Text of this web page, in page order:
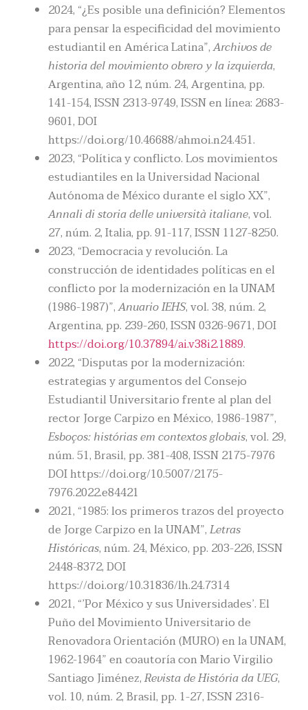
2024, “¿Es posible una definición? Elementos
para pensar la especificidad del movimiento
estudiantil en América Latina”,Archivos de
historia del movimiento obrero y la izquierda,
Argentina, año 12, núm. 24, Argentina, pp.
141-154, ISSN 2313-9749, ISSN en línea: 2683-
9601, DOI
https://doi.org/10.46688/ahmoi.n24.451.
2023, “Política y conflicto. Los movimientos
estudiantiles en la Universidad Nacional
Autónoma de México durante el siglo XX”,
Annali di storia delle università italiane, vol.
27, núm. 2, Italia, pp. 91-117, ISSN 1127-8250.
2023, “Democracia y revolución. La
construcción de identidades políticas en el
conflicto por la modernización en la UNAM
(1986-1987)”,Anuario IEHS, vol. 38, núm. 2,
Argentina, pp. 239-260, ISSN 0326-9671, DOI
https://doi.org/10.37894/ai.v38i2.1889.
2022, “Disputas por la modernización:
estrategias y argumentos del Consejo
Estudiantil Universitario frente al plan del
rector Jorge Carpizo en México, 1986-1987”,
Esboços: histórias em contextos globais, vol. 29,
núm. 51, Brasil, pp. 381-408, ISSN 2175-7976
DOI https://doi.org/10.5007/2175-
7976.2022.e84421
2021, “1985: los primeros trazos del proyecto
de Jorge Carpizo en la UNAM”,Letras
Históricas, núm. 24, México, pp. 203-226, ISSN
2448-8372, DOI
https://doi.org/10.31836/lh.24.7314
2021, “’Por México y sus Universidades’. El
Puño del Movimiento Universitario de
Renovadora Orientación (MURO) en la UNAM,
1962-1964” en coautoría con Mario Virgilio
Santiago Jiménez,Revista de História da UEG,
vol. 10, núm. 2, Brasil, pp. 1-27, ISSN 2316-